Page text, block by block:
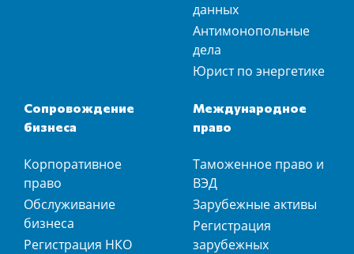
данных
Антимонопольные
дела
Юрист по энергетике
Сопровождение
бизнеса
Корпоративное
право
Обслуживание
бизнеса
Регистрация НКО
Международное
право
Таможенное право и
ВЭД
Зарубежные активы
Регистрация
зарубежных